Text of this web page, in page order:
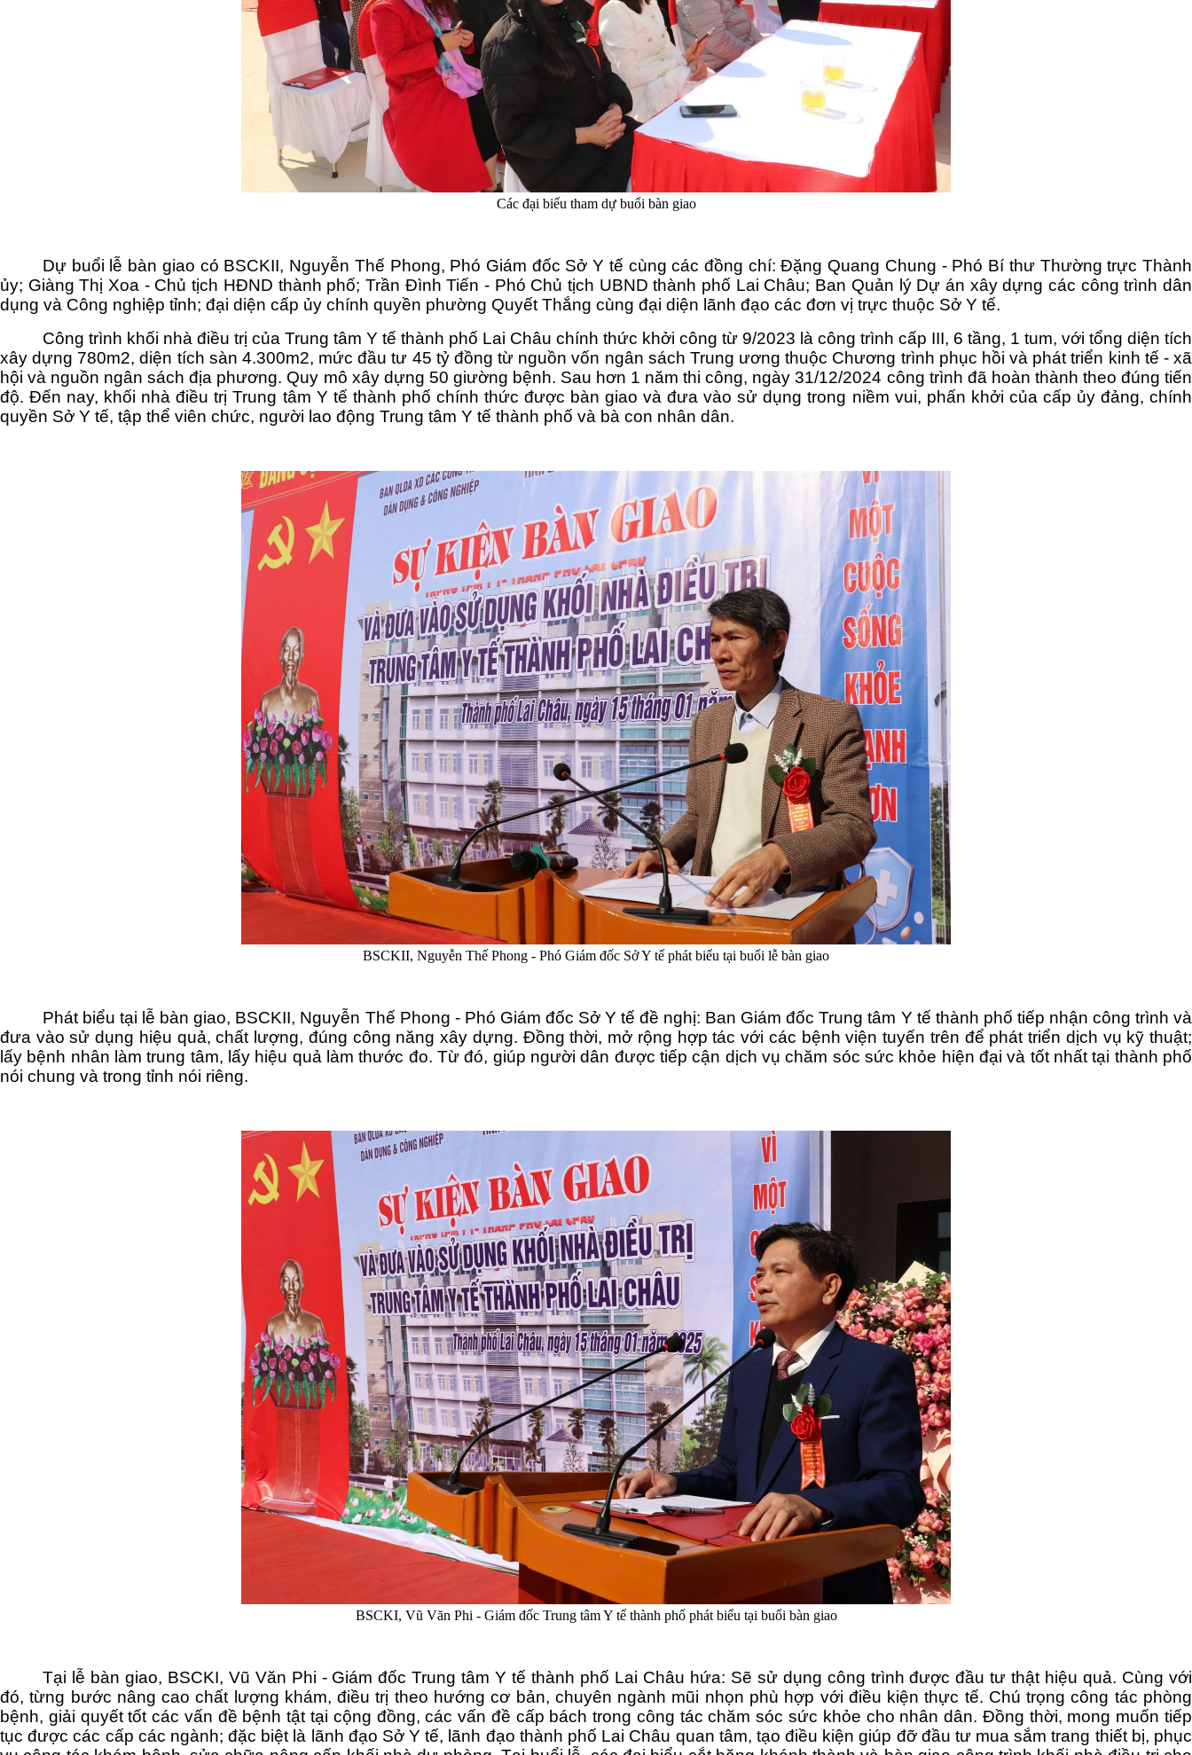
Các đại biểu tham dự buổi bàn giao
Dự buổi lễ bàn giao có BSCKII, Nguyễn Thế Phong, Phó Giám đốc Sở Y tế cùng các đồng chí: Đặng Quang Chung - Phó Bí thư Thường trực Thành
ủy; Giàng Thị Xoa - Chủ tịch HĐND thành phố; Trần Đình Tiến - Phó Chủ tịch UBND thành phố Lai Châu; Ban Quản lý Dự án xây dựng các công trình dân
dụng và Công nghiệp tỉnh; đại diện cấp ủy chính quyền phường Quyết Thắng cùng đại diện lãnh đạo các đơn vị trực thuộc Sở Y tế.
Công trình khối nhà điều trị của Trung tâm Y tế thành phố Lai Châu chính thức khởi công từ 9/2023 là công trình cấp III, 6 tầng, 1 tum, với tổng diện tích
xây dựng 780m2, diện tích sàn 4.300m2, mức đầu tư 45 tỷ đồng từ nguồn vốn ngân sách Trung ương thuộc Chương trình phục hồi và phát triển kinh tế - xã
hội và nguồn ngân sách địa phương. Quy mô xây dựng 50 giường bệnh. Sau hơn 1 năm thi công, ngày 31/12/2024 công trình đã hoàn thành theo đúng tiến
độ. Đến nay, khối nhà điều trị Trung tâm Y tế thành phố chính thức được bàn giao và đưa vào sử dụng trong niềm vui, phấn khởi của cấp ủy đảng, chính
quyền Sở Y tế, tập thể viên chức, người lao động Trung tâm Y tế thành phố và bà con nhân dân.
BSCKII, Nguyễn Thế Phong - Phó Giám đốc Sở Y tế phát biểu tại buổi lễ bàn giao
Phát biểu tại lễ bàn giao, BSCKII, Nguyễn Thế Phong - Phó Giám đốc Sở Y tế đề nghị: Ban Giám đốc Trung tâm Y tế thành phố tiếp nhận công trình và
đưa vào sử dụng hiệu quả, chất lượng, đúng công năng xây dựng. Đồng thời, mở rộng hợp tác với các bệnh viện tuyến trên để phát triển dịch vụ kỹ thuật;
lấy bệnh nhân làm trung tâm, lấy hiệu quả làm thước đo. Từ đó, giúp người dân được tiếp cận dịch vụ chăm sóc sức khỏe hiện đại và tốt nhất tại thành phố
nói chung và trong tỉnh nói riêng.
BSCKI, Vũ Văn Phi - Giám đốc Trung tâm Y tế thành phố phát biểu tại buổi bàn giao
Tại lễ bàn giao, BSCKI, Vũ Văn Phi - Giám đốc Trung tâm Y tế thành phố Lai Châu hứa: Sẽ sử dụng công trình được đầu tư thật hiệu quả. Cùng với
đó, từng bước nâng cao chất lượng khám, điều trị theo hướng cơ bản, chuyên ngành mũi nhọn phù hợp với điều kiện thực tế. Chú trọng công tác phòng
bệnh, giải quyết tốt các vấn đề bệnh tật tại cộng đồng, các vấn đề cấp bách trong công tác chăm sóc sức khỏe cho nhân dân. Đồng thời, mong muốn tiếp
tục được các cấp các ngành; đặc biệt là lãnh đạo Sở Y tế, lãnh đạo thành phố Lai Châu quan tâm, tạo điều kiện giúp đỡ đầu tư mua sắm trang thiết bị, phục